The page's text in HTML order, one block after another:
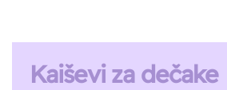
Kaiševi za dečake